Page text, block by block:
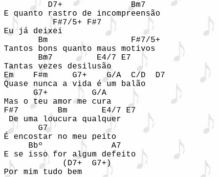
         D7+              Bm7
E quanto rastro de incompreensão
          F#7/5+ F#7
Eu já deixei
       Bm                 F#7/5+
Tantos bons quanto maus motivos
       Bm7         E4/7 E7
Tantas vezes desilusão
Em    F#m     G7+    G/A  C/D  D7
Quase nunca a vida é um balão
      G7+         G/A
Mas o teu amor me cura
F#7        Bm       E4/7 E7
De uma loucura qualquer
       G7
É encostar no meu peito
     Bbº              A7
E se isso for algum defeito
            (D7+  G7+)
Por mim tudo bem